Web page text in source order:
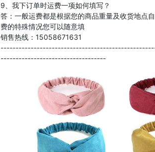
9、我下订单时运费一项如何填写？
答：一般运费都是根据您的商品重量及收货地点
费的特殊情况您可以随意填
销售热线：15058671631
-----------------------------------